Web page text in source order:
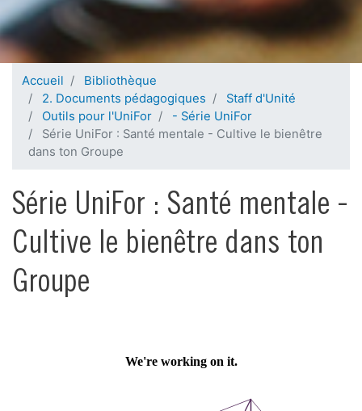
Accueil
Bibliothèque
2. Documents pédagogiques
Staff d'Unité
Outils pour l'UniFor
- Série UniFor
Série UniFor : Santé mentale - Cultive le bienêtre
dans ton Groupe
Série UniFor : Santé mentale -
Cultive le bienêtre dans ton
Groupe